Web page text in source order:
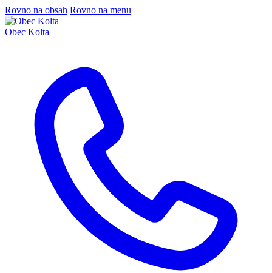
Rovno na obsah Rovno na menu
Obec Kolta